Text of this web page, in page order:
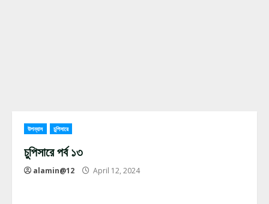
উপন্যাস চুপিসারে
চুপিসারে পর্ব ১৩
alamin@12 April 12, 2024